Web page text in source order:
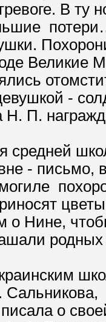
В
Великие
-
П.
средней
- письмо,
о Нине,
о